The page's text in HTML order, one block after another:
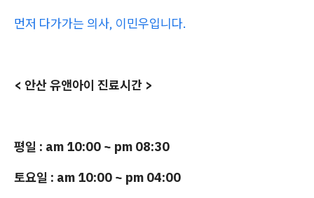
먼저 다가가는 의사, 이민우입니다.
< 안산 유앤아이 진료시간 >
평일 : am 10:00 ~ pm 08:30
토요일 : am 10:00 ~ pm 04:00